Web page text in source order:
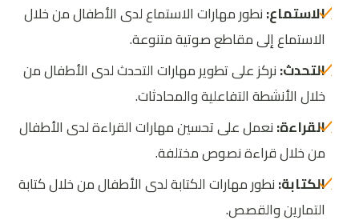
الاستماع:نطور مهارات الاستماع لدى الأطفال من خلال
الاستماع إلى مقاطع صوتية متنوعة.
التحدث:نركز على تطوير مهارات التحدث لدى الأطفال من
خلال الأنشطة التفاعلية والمحادثات.
القراءة:نعمل على تحسين مهارات القراءة لدى الأطفال
من خلال قراءة نصوص مختلفة.
الكتابة:نطور مهارات الكتابة لدى الأطفال من خلال كتابة
التمارين والقصص.